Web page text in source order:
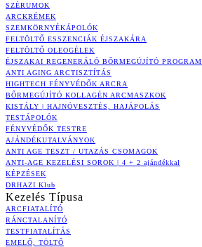
SZÉRUMOK
ARCKRÉMEK
SZEMKÖRNYÉKÁPOLÓK
FELTÖLTŐ ESSZENCIÁK ÉJSZAKÁRA
FELTÖLTŐ OLEOGÉLEK
ÉJSZAKAI REGENERÁLÓ BŐRMEGÚJÍTÓ PROGRAM
ANTI AGING ARCTISZTÍTÁS
HIGHTECH FÉNYVÉDŐK ARCRA
BŐRMEGÚJÍTÓ KOLLAGÉN ARCMASZKOK
KISTÁLY | HAJNÖVESZTÉS, HAJÁPOLÁS
TESTÁPOLÓK
FÉNYVÉDŐK TESTRE
AJÁNDÉKUTALVÁNYOK
ANTI AGE TESZT / UTAZÁS CSOMAGOK
ANTI-AGE KEZELÉSI SOROK | 4 + 2 ajándékkal
KÉPZÉSEK
DRHAZI Klub
Kezelés Típusa
ARCFIATALÍTÓ
RÁNCTALANÍTÓ
TESTFIATALÍTÁS
EMELŐ, TÖLTŐ